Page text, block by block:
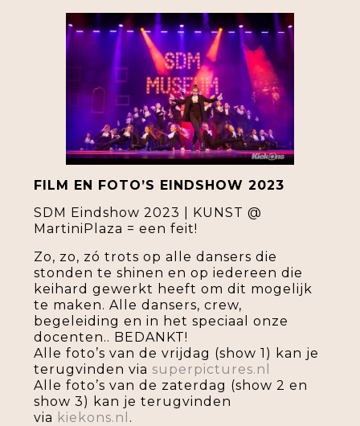
FILM EN FOTO’S EINDSHOW 2023
SDM Eindshow 2023 | KUNST @
MartiniPlaza = een feit!
Zo, zo, zó trots op alle dansers die
stonden te shinen en op iedereen die
keihard gewerkt heeft om dit mogelijk
te maken. Alle dansers, crew,
begeleiding en in het speciaal onze
docenten.. BEDANKT!
Alle foto’s van de vrijdag (show 1) kan je
terugvinden via superpictures.nl
Alle foto’s van de zaterdag (show 2 en
show 3) kan je terugvinden
via kiekons.nl .